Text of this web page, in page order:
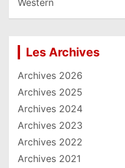
Les Archives
Archives 2026
Archives 2025
Archives 2024
Archives 2023
Archives 2022
Archives 2021